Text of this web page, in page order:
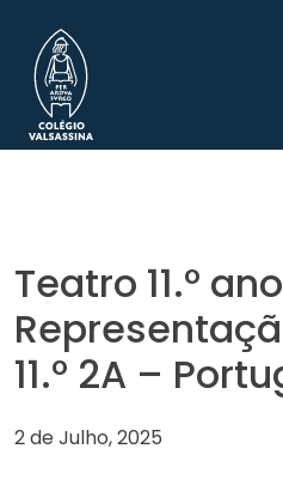
content
Colégio Valsassina
Teatro 11.º
11.º 2A –
2 de Julho, 2025